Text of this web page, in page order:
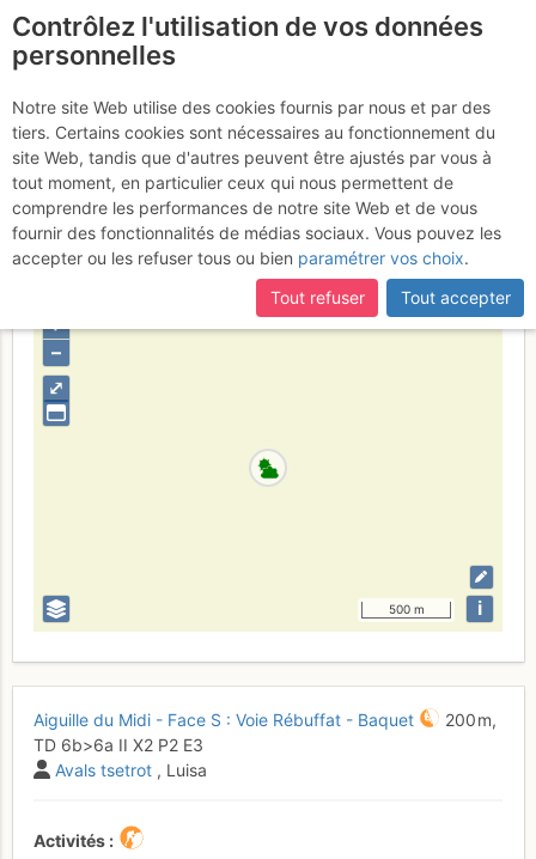
Aiguille du Midi : Face S
- Voie Rébuffat - Baquet
Jeudi 3 août 2017
Haute-Savoie
⤢
+
–
500 m i
Aiguille du Midi - Face S : Voie Rébuffat - Baquet
200 m,
TD 6b>6a II X2 P2 E3
Avals tsetrot , Luisa
Activités
Contrôlez l'utilisation de vos données
personnelles
Notre site Web utilise des cookies fournis par nous et par des
tiers. Certains cookies sont nécessaires au fonctionnement du
site Web, tandis que d'autres peuvent être ajustés par vous à
tout moment, en particulier ceux qui nous permettent de
comprendre les performances de notre site Web et de vous
fournir des fonctionnalités de médias sociaux. Vous pouvez les
accepter ou les refuser tous ou bien paramétrer vos choix.
Tout refuser
Tout accepter